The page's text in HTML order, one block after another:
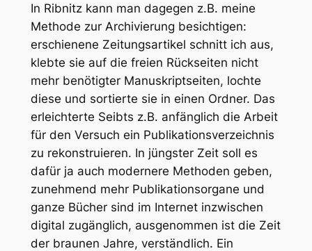
In Ribnitz kann man dagegen z.B. meine
Methode zur Archivierung besichtigen:
erschienene Zeitungsartikel schnitt ich aus,
klebte sie auf die freien Rückseiten nicht
mehr benötigter Manuskriptseiten, lochte
diese und sortierte sie in einen Ordner. Das
erleichterte Seibts z.B. anfänglich die Arbeit
für den Versuch ein Publikationsverzeichnis
zu rekonstruieren. In jüngster Zeit soll es
dafür ja auch modernere Methoden geben,
zunehmend mehr Publikationsorgane und
ganze Bücher sind im Internet inzwischen
digital zugänglich, ausgenommen ist die Zeit
der braunen Jahre, verständlich. Ein